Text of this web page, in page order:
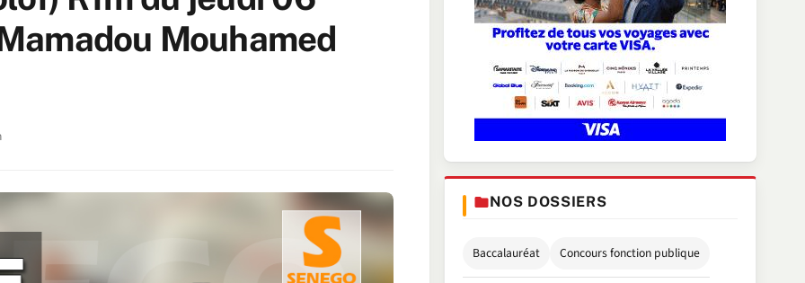
Mouhamed
NOS DOSSIERS
Baccalauréat Concours fonction publique